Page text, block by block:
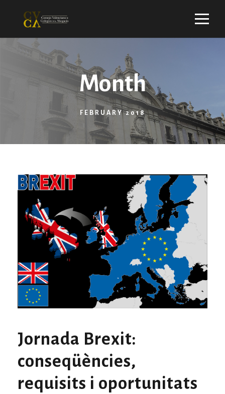
Month
FEBRUARY 2018
Jornada Brexit:
conseqüències,
requisits i oportunitats